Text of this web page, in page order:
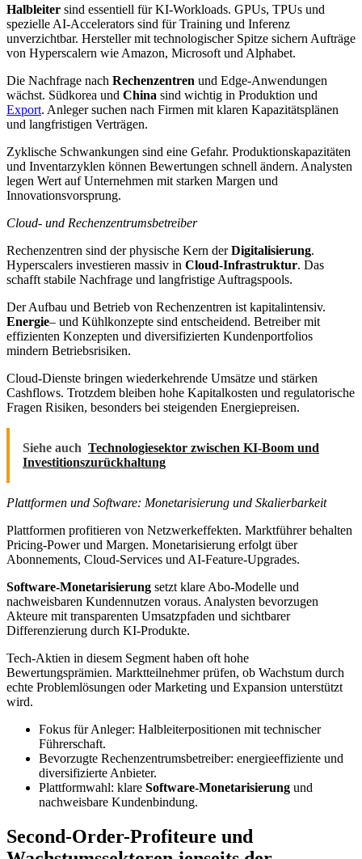
Halbleiter sind essentiell für KI-Workloads. GPUs, TPUs und
spezielle AI-Accelerators sind für Training und Inferenz
unverzichtbar. Hersteller mit technologischer Spitze sichern Aufträge
von Hyperscalern wie Amazon, Microsoft und Alphabet.
Die Nachfrage nach Rechenzentren und Edge-Anwendungen
wächst. Südkorea und China sind wichtig in Produktion und
Export. Anleger suchen nach Firmen mit klaren Kapazitätsplänen
und langfristigen Verträgen.
Zyklische Schwankungen sind eine Gefahr. Produktionskapazitäten
und Inventarzyklen können Bewertungen schnell ändern. Analysten
legen Wert auf Unternehmen mit starken Margen und
Innovationsvorsprung.
Cloud- und Rechenzentrumsbetreiber
Rechenzentren sind der physische Kern derDigitalisierung.
Hyperscalers investieren massiv in Cloud-Infrastruktur. Das
schafft stabile Nachfrage und langfristige Auftragspools.
Der Aufbau und Betrieb von Rechenzentren ist kapitalintensiv.
Energie– und Kühlkonzepte sind entscheidend. Betreiber mit
effizienten Konzepten und diversifizierten Kundenportfolios
mindern Betriebsrisiken.
Cloud-Dienste bringen wiederkehrende Umsätze und stärken
Cashflows. Trotzdem bleiben hohe Kapitalkosten und regulatorische
Fragen Risiken, besonders bei steigenden Energiepreisen.
Siehe auch Technologiesektor zwischen KI-Boom und
Investitionszurückhaltung
Plattformen und Software: Monetarisierung und Skalierbarkeit
Plattformen profitieren von Netzwerkeffekten. Marktführer behalten
Pricing-Power und Margen. Monetarisierung erfolgt über
Abonnements, Cloud-Services und AI-Feature-Upgrades.
Software-Monetarisierung setzt klare Abo-Modelle und
nachweisbaren Kundennutzen voraus. Analysten bevorzugen
Akteure mit transparenten Umsatzpfaden und sichtbarer
Differenzierung durch KI-Produkte.
Tech-Aktien in diesem Segment haben oft hohe
Bewertungsprämien. Marktteilnehmer prüfen, ob Wachstum durch
echte Problemlösungen oder Marketing und Expansion unterstützt
wird.
Fokus für Anleger: Halbleiterpositionen mit technischer
Führerschaft.
Bevorzugte Rechenzentrumsbetreiber: energieeffiziente und
diversifizierte Anbieter.
Plattformwahl: klare Software-Monetarisierung und
nachweisbare Kundenbindung.
Second‑Order-Profiteure und